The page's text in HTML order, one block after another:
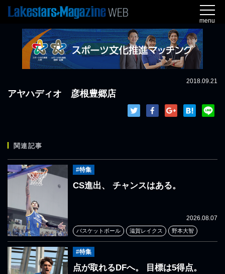
menu
2018.09.21
アヤハディオ 彦根豊郷店
関連記事
#特集
CS進出、 チャンスはある。
2026.08.07
バスケットボール 滋賀レイクス 野本大智
#特集
点が取れるDFへ。 目標は5得点。